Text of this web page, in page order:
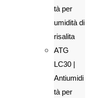
tà per
umidità di
risalita
ATG
LC30 |
Antiumidi
tà per